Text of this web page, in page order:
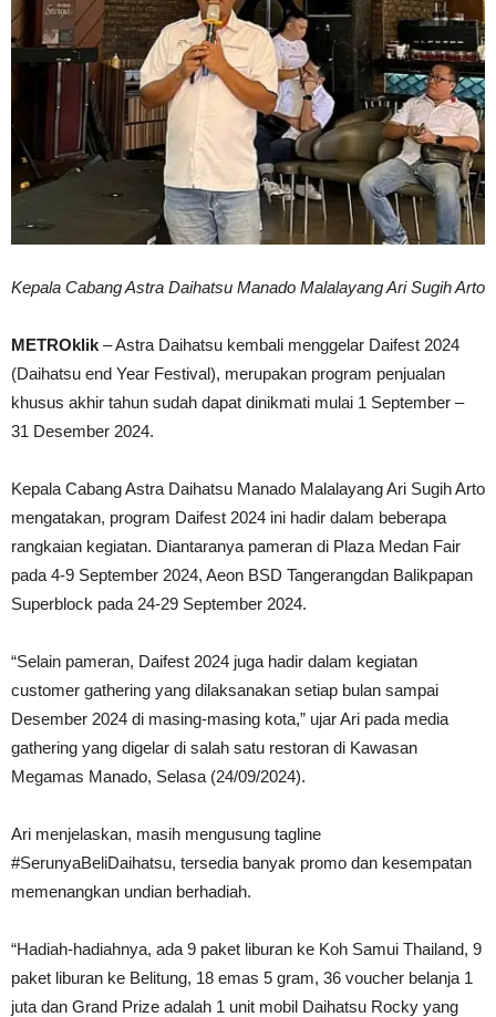
Kepala Cabang Astra Daihatsu Manado Malalayang Ari Sugih Arto
METROklik – Astra Daihatsu kembali menggelar Daifest 2024
(Daihatsu end Year Festival), merupakan program penjualan
khusus akhir tahun sudah dapat dinikmati mulai 1 September –
31 Desember 2024.
Kepala Cabang Astra Daihatsu Manado Malalayang Ari Sugih Arto
mengatakan, program Daifest 2024 ini hadir dalam beberapa
rangkaian kegiatan. Diantaranya pameran di Plaza Medan Fair
pada 4-9 September 2024, Aeon BSD Tangerangdan Balikpapan
Superblock pada 24-29 September 2024.
“Selain pameran, Daifest 2024 juga hadir dalam kegiatan
customer gathering yang dilaksanakan setiap bulan sampai
Desember 2024 di masing-masing kota,” ujar Ari pada media
gathering yang digelar di salah satu restoran di Kawasan
Megamas Manado, Selasa (24/09/2024).
Ari menjelaskan, masih mengusung tagline
#SerunyaBeliDaihatsu, tersedia banyak promo dan kesempatan
memenangkan undian berhadiah.
“Hadiah-hadiahnya, ada 9 paket liburan ke Koh Samui Thailand, 9
paket liburan ke Belitung, 18 emas 5 gram, 36 voucher belanja 1
juta dan Grand Prize adalah 1 unit mobil Daihatsu Rocky yang